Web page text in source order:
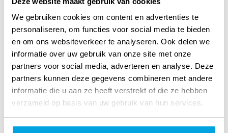
We gebruiken cookies om content en advertenties te
personaliseren, om functies voor social media te bieden
en om ons websiteverkeer te analyseren. Ook delen we
informatie over uw gebruik van onze site met onze
partners voor social media, adverteren en analyse. Deze
partners kunnen deze gegevens combineren met andere
informatie die u aan ze heeft verstrekt of die ze hebben
verzameld op basis van uw gebruik van hun services.
Leerhuis over de gemeente
Otto de Bruijne
scherpenvan ons geloof en onze opvattingen. De leraar